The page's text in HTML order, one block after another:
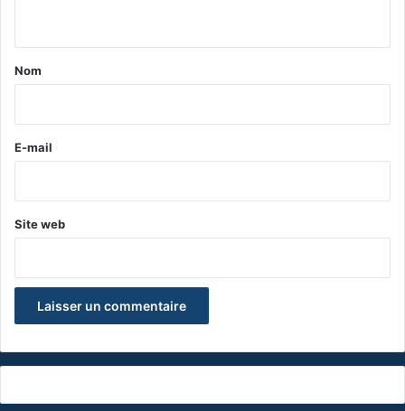
a
e
Nom
E-mail
Site web